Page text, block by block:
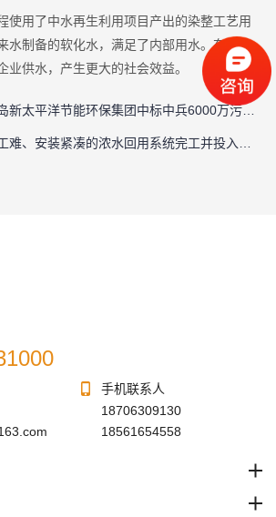
使用了中水再生利用项目产出的染整工艺用
水制备的软化水，满足了内部用水。在这之
业供水，产生更大的社会效益。
太平洋节能环保集团中标中兵6000万污水处理项目！
、安装紧凑的浓水回用系统完工并投入使用 2018-6-8
手机联系人
18706309130
18561654558